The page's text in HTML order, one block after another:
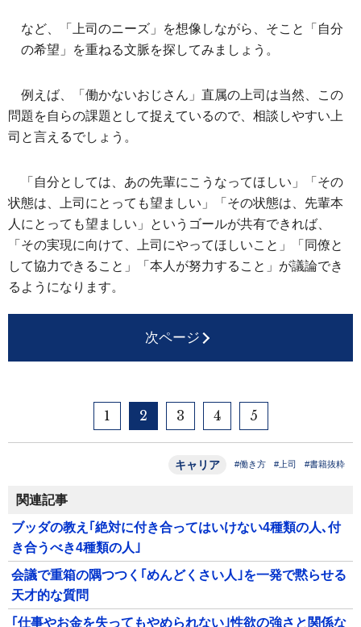
など、「上司のニーズ」を想像しながら、そこと「自分
の希望」を重ねる文脈を探してみましょう。
例えば、「働かないおじさん」直属の上司は当然、この
問題を自らの課題として捉えているので、相談しやすい上
司と言えるでしょう。
「自分としては、あの先輩にこうなってほしい」「その
状態は、上司にとっても望ましい」「その状態は、先輩本
人にとっても望ましい」というゴールが共有できれば、
「その実現に向けて、上司にやってほしいこと」「同僚と
して協力できること」「本人が努力すること」が議論でき
るようになります。
次ページ
1 2 3 4 5
キャリア #働き方 #上司 #書籍抜粋
関連記事
ブッダの教え｢絶対に付き合ってはいけない4種類の人､付
き合うべき4種類の人｣
会議で重箱の隅つつく｢めんどくさい人｣を一発で黙らせる
天才的な質問
｢仕事やお金を失ってもやめられない｣性欲の強さと関係な